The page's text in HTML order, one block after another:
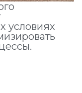
условиях